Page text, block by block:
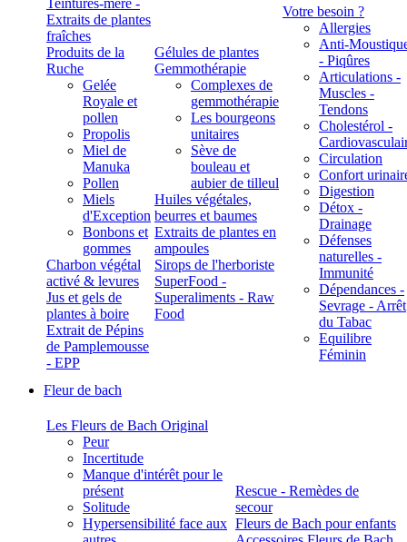
Teintures-mère -
Extraits de plantes
fraîches
Produits de la
Ruche
Gelée
Royale et
pollen
Propolis
Miel de
Manuka
Pollen
Miels
d'Exception
Bonbons et
gommes
Charbon végétal
activé & levures
Jus et gels de
plantes à boire
Extrait de Pépins
de Pamplemousse
- EPP
Gélules de plantes
Gemmothérapie
Complexes de
gemmothérapie
Les bourgeons
unitaires
Sève de
bouleau et
aubier de tilleul
Huiles végétales,
beurres et baumes
Extraits de plantes en
ampoules
Sirops de l'herboriste
SuperFood -
Superaliments - Raw
Food
Votre besoin ?
Allergies
Anti-
- Piqûres
Articulations -
Muscles -
Tendons
Cholestérol -
Circulation
Confort
Digestion
Détox -
Drainage
Défenses
naturelles -
Immunité
Dépendances -
Sevrage - Arrêt
du Tabac
Equilibre
Féminin
Fleur de bach
Les Fleurs de Bach Original
Peur
Incertitude
Manque d'intérêt pour le
présent
Solitude
Hypersensibilité face aux
Rescue - Remèdes de
secour
Fleurs de Bach pour enfants